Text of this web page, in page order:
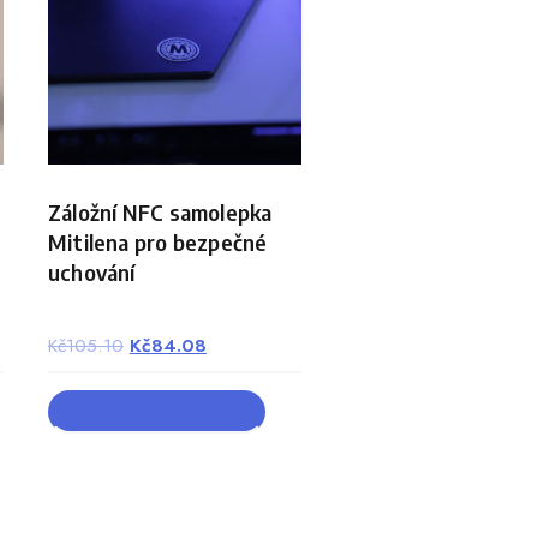
Záložní NFC samolepka
Mitilena pro bezpečné
uchování
Kč105.10 Original
Kč105.10.
Kč84.08Current
Kč84.08.